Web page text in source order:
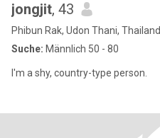
jongjit, 43
Phibun Rak, Udon Thani, Thailand
Suche: Männlich 50 - 80
I'm a shy, country-type person.